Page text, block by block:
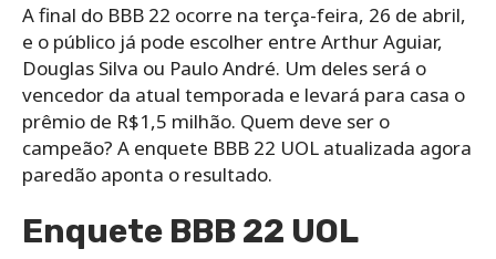
A final do BBB 22 ocorre na terça-feira, 26 de abril,
e o público já pode escolher entre Arthur Aguiar,
Douglas Silva ou Paulo André. Um deles será o
vencedor da atual temporada e levará para casa o
prêmio de R$1,5 milhão. Quem deve ser o
campeão? A enquete BBB 22 UOL atualizada agora
paredão aponta o resultado.
Enquete BBB 22 UOL